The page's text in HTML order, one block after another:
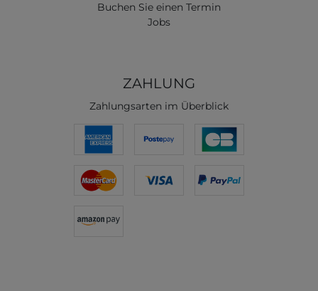
Buchen Sie einen Termin
Jobs
ZAHLUNG
Zahlungsarten im Überblick